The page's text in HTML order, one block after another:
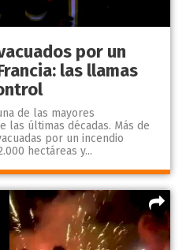
por un
las llamas
de las mayores
las últimas décadas. Más de
por un incendio
hectáreas y...